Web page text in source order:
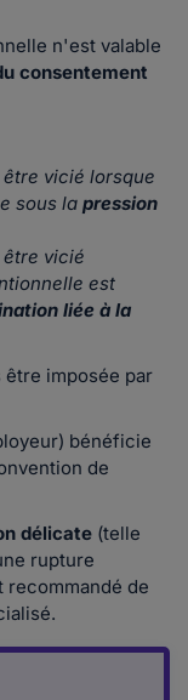
n'est valable
consentement
vicié lorsque
sous la pression
vicié
est
liée à la
imposée par
bénéficie
de
délicate (telle
rupture
recommandé de